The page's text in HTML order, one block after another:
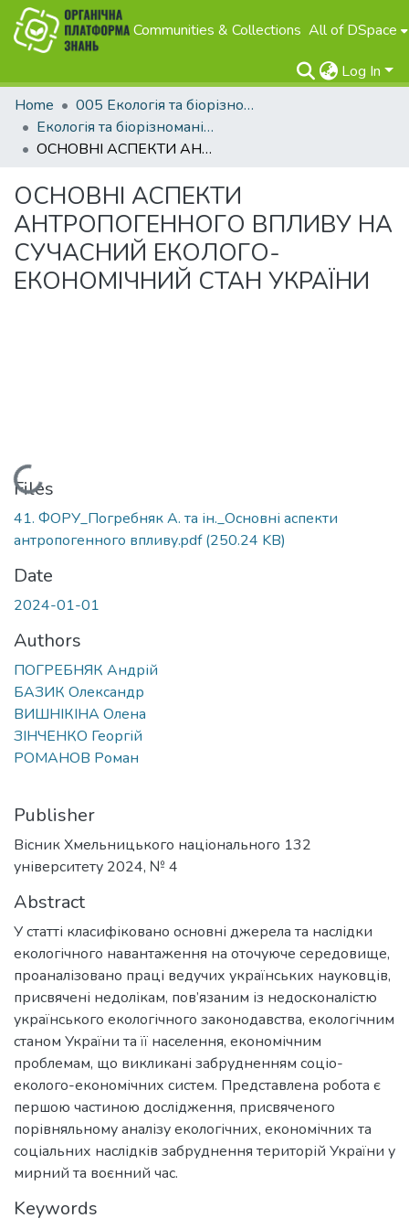
Communities & Collections All of DSpace
Log In
Home
005 Екологія та біорізноманіття
Екологія та біорізноманіття
ОСНОВНІ АСПЕКТИ АНТРОПОГЕННОГО ВПЛИВУ НА СУЧАСНИЙ ЕКОЛОГО-ЕКОНОМІЧНИЙ СТАН УКРАЇНИ
ОСНОВНІ АСПЕКТИ
АНТРОПОГЕННОГО ВПЛИВУ НА
СУЧАСНИЙ ЕКОЛОГО-
ЕКОНОМІЧНИЙ СТАН УКРАЇНИ
Loading...
Files
41. ФОРУ_Погребняк А. та ін._Основні аспекти
антропогенного впливу.pdf(250.24 KB)
Date
2024-01-01
Authors
ПОГРЕБНЯК Андрій
БАЗИК Олександр
ВИШНІКІНА Олена
ЗІНЧЕНКО Георгій
РОМАНОВ Роман
Publisher
Вісник Хмельницького національного 132
університету 2024, № 4
Abstract
У статті класифіковано основні джерела та наслідки
екологічного навантаження на оточуюче середовище,
проаналізовано праці ведучих українських науковців,
присвячені недолікам, пов’язаним із недосконалістю
українського екологічного законодавства, екологічним
станом України та її населення, економічним
проблемам, що викликані забрудненням соціо-
еколого-економічних систем. Представлена робота є
першою частиною дослідження, присвяченого
порівняльному аналізу екологічних, економічних та
соціальних наслідків забруднення територій України у
мирний та воєнний час.
Keywords